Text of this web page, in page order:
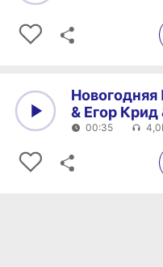
Новогодняя
& Егор Крид
00:35